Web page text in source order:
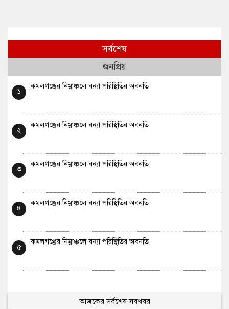
সর্বশেষ
জনপ্রিয়
১
কমলগঞ্জের নিম্নাঞ্চলে বন্যা পরিস্থিতির অবনতি
২
কমলগঞ্জের নিম্নাঞ্চলে বন্যা পরিস্থিতির অবনতি
৩
কমলগঞ্জের নিম্নাঞ্চলে বন্যা পরিস্থিতির অবনতি
৪
কমলগঞ্জের নিম্নাঞ্চলে বন্যা পরিস্থিতির অবনতি
৫
কমলগঞ্জের নিম্নাঞ্চলে বন্যা পরিস্থিতির অবনতি
আজকের সর্বশেষ সবখবর